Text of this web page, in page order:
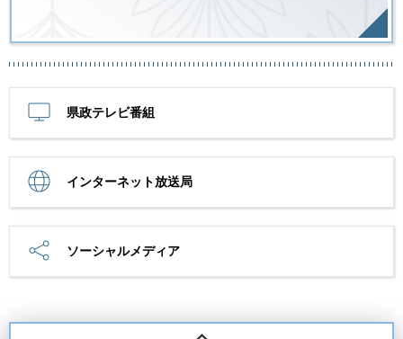
県政テレビ番組
インターネット放送局
ソーシャルメディア